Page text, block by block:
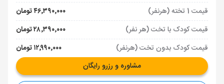
قیمت 1 تخته (هرنفر)
۴۶٬۳۹۰٬۰۰۰ تومان
قیمت کودک با تخت (هر نفر)
۲۸٬۳۹۰٬۰۰۰ تومان
قیمت کودک بدون تخت (هرنفر)
۱۲٬۹۹۰٬۰۰۰ تومان
مشاوره و رزرو رایگان